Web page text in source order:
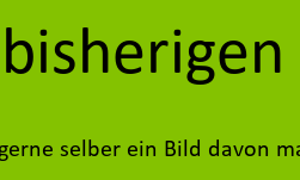
selber ein Bild davon